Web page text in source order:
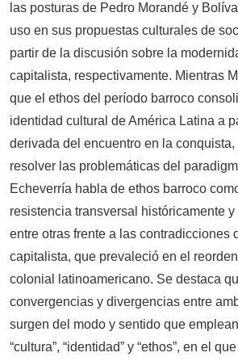
las posturas de Pedro Morandé y
uso en sus propuestas culturales de
partir de la discusión sobre la
capitalista, respectivamente. Mientras
que el ethos del período barroco
identidad cultural de América Latina a
derivada del encuentro en la
resolver las problemáticas del
Echeverría habla de ethos barroco
resistencia transversal históricamente
entre otras frente a las contradicciones
capitalista, que prevaleció en el
colonial latinoamericano. Se destaca
convergencias y divergencias entre
surgen del modo y sentido que
“cultura”, “identidad” y “ethos”, en el